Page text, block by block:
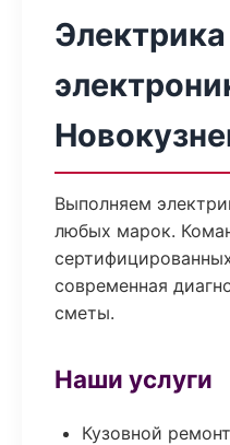
Выполняем
любых марок.
современная
сметы.
Наши услуги
Кузовной